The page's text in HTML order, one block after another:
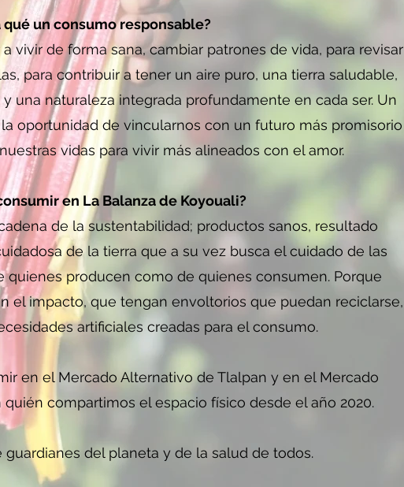
qué un consumo responsable?
vivir de forma sana, cambiar patrones de vida, para revisar
para contribuir a tener un aire puro, una tierra saludable,
una naturaleza integrada profundamente en cada ser. Un
oportunidad de vincularnos con un futuro más promisorio
vidas para vivir más alineados con el amor.
en La Balanza de Koyouali?
de la sustentabilidad; productos sanos, resultado
de la tierra que a su vez busca el cuidado de las
quienes producen como de quienes consumen. Porque
el impacto, que tengan envoltorios que puedan reciclarse,
artificiales creadas para el consumo.
en el Mercado Alternativo de Tlalpan y en el Mercado
compartimos el espacio físico desde el año 2020.
guardianes del planeta y de la salud de todos.